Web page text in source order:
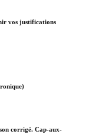
vos justifications
corrigé. Cap-aux-